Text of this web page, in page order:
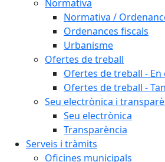
Normativa
Normativa /
Ordenances fiscals
Urbanisme
Ofertes de treball
Ofertes de treball - En
Ofertes de treball -
Seu electrònica i
Seu electrònica
Transparència
Serveis i tràmits
Oficines municipals